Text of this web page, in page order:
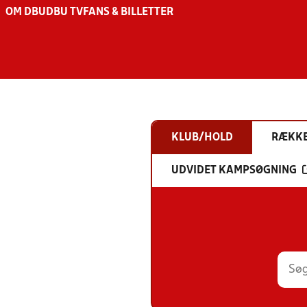
OM DBU DBU TV FANS & BILLETTER
KLUB/HOLD
UDVIDET KAMPSØGNING